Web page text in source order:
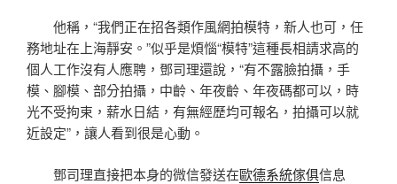
他稱，“我們正在招各類作風網拍模特，新人也可，任
務地址在上海靜安。”似乎是煩惱“模特”這種長相請求高的
個人工作沒有人應聘，鄧司理還說，“有不露臉拍攝，手
模、腳模、部分拍攝，中齡、年夜齡、年夜碼都可以，時
光不受拘束，薪水日結，有無經歷均可報名，拍攝可以就
近設定”，讓人看到很是心動。
鄧司理直接把本身的微信發送在歐德系統傢俱信息